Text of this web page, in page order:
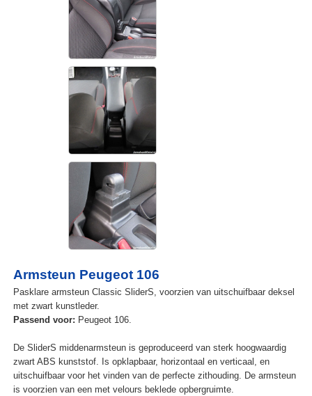
Armsteun Peugeot 106
Pasklare armsteun Classic SliderS, voorzien van uitschuifbaar deksel
met zwart kunstleder.
Passend voor: Peugeot 106.
De SliderS middenarmsteun is geproduceerd van sterk hoogwaardig
zwart ABS kunststof. Is opklapbaar, horizontaal en verticaal, en
uitschuifbaar voor het vinden van de perfecte zithouding. De armsteun
is voorzien van een met velours beklede opbergruimte.